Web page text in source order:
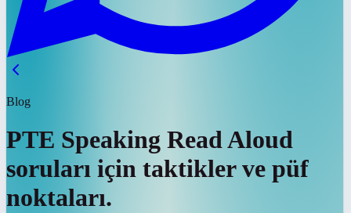
Blog
PTE Speaking Read Aloud
soruları için taktikler ve püf
noktaları.